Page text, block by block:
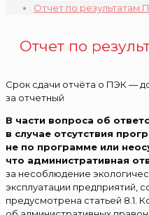
Отчет по результатам
Отчет по
Срок сдачи отчёта о ПЭК —
за отчетный
В части вопроса об
в случае отсутствия
не по программе или
что административная
за несоблюдение
эксплуатации предприятий,
предусмотрена статьей 8.1.